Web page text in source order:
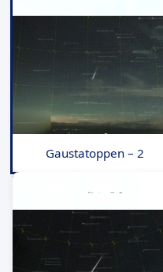
Gaustatoppen – 2